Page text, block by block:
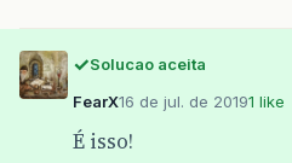
Solucao aceita
FearX16 de jul. de 20191 like
É isso!